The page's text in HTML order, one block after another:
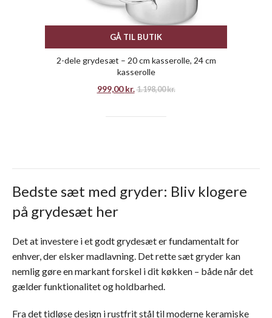
GÅ TIL BUTIK
2-dele grydesæt – 20 cm kasserolle, 24 cm
kasserolle
999,00kr. 1.198,00kr.
Bedste sæt med gryder: Bliv klogere
på grydesæt her
Det at investere i et godt grydesæt er fundamentalt for
enhver, der elsker madlavning. Det rette sæt gryder kan
nemlig gøre en markant forskel i dit køkken – både når det
gælder funktionalitet og holdbarhed.
Fra det tidløse design i rustfrit stål til moderne keramiske